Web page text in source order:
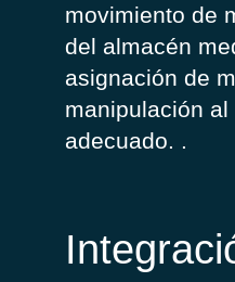
movimiento de
del almacén
asignación de
manipulación
adecuado. .